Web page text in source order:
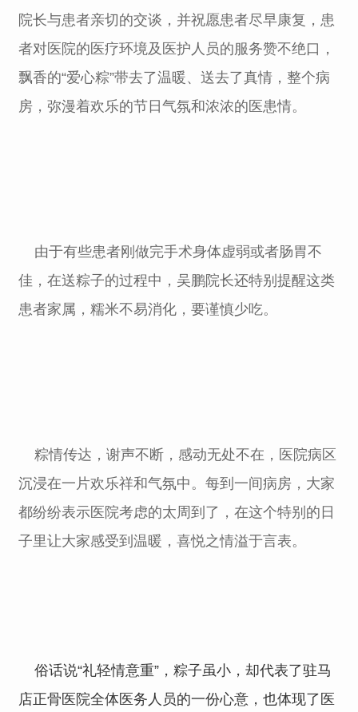
院长与患者亲切的交谈，并祝愿患者尽早康复，患
者对医院的医疗环境及医护人员的服务赞不绝口，
飘香的“爱心粽”带去了温暖、送去了真情，整个病
房，弥漫着欢乐的节日气氛和浓浓的医患情。
由于有些患者刚做完手术身体虚弱或者肠胃不
佳，在送粽子的过程中，吴鹏院长还特别提醒这类
患者家属，糯米不易消化，要谨慎少吃。
粽情传达，谢声不断，感动无处不在，医院病区
沉浸在一片欢乐祥和气氛中。每到一间病房，大家
都纷纷表示医院考虑的太周到了，在这个特别的日
子里让大家感受到温暖，喜悦之情溢于言表。
俗话说“礼轻情意重”，粽子虽小，却代表了驻马
店正骨医院全体医务人员的一份心意，也体现了医